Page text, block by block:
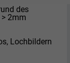
des
2mm
Lochbildern